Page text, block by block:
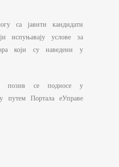
са јавити кандидати
испуњавају услове за
који су наведени у
позив се подносе у
путем Портала еУправе